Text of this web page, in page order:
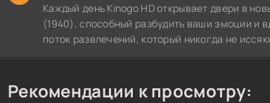
Каждый день Kinogo HD открывает двери в
(1940), способный разбудить ваши эмоции и
поток развлечений, который никогда не
Рекомендации к просмотру: